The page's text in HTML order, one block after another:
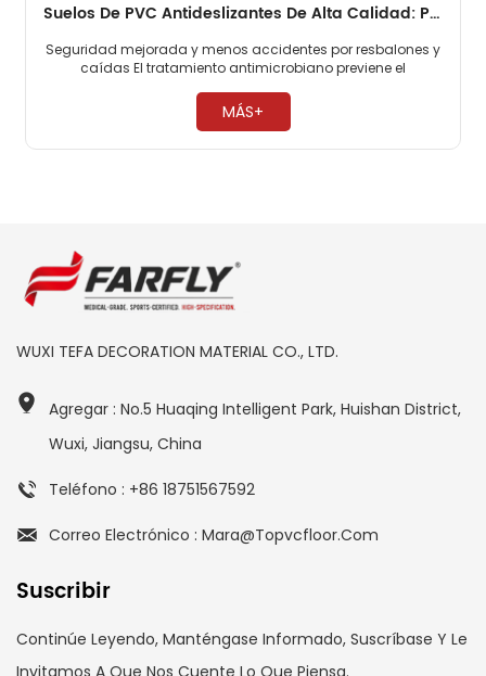
Suelos De PVC Antideslizantes De Alta Calidad: Perfectos Para Baños, Vestuarios Más Impermeables Y Antideslizantes
Seguridad mejorada y menos accidentes por resbalones y
caídas El tratamiento antimicrobiano previene el
ahorrando tiempo y esfuerzo ​
MÁS+
WUXI TEFA DECORATION MATERIAL CO., LTD.
Agregar : No.5 Huaqing Intelligent Park, Huishan District,
Wuxi, Jiangsu, China
Teléfono : +86 18751567592
Correo Electrónico : Mara@topvcfloor.com
Suscribir
Continúe Leyendo, Manténgase Informado, Suscríbase Y Le
Invitamos A Que Nos Cuente Lo Que Piensa.